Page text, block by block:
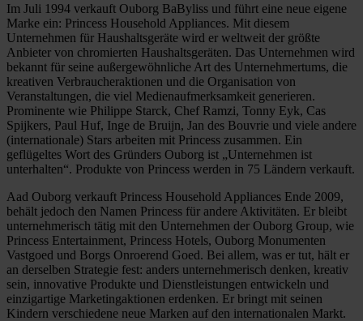
Im Juli 1994 verkauft Ouborg BaByliss und führt eine neue eigene
Marke ein: Princess Household Appliances. Mit diesem
Unternehmen für Haushaltsgeräte wird er weltweit der größte
Anbieter von chromierten Haushaltsgeräten. Das Unternehmen wird
bekannt für seine außergewöhnliche Art des Unternehmertums, die
kreativen Verbraucheraktionen und die Organisation von
Veranstaltungen, die viel Medienaufmerksamkeit generieren.
Prominente wie Philippe Starck, Chef Ramzi, Tonny Eyk, Cas
Spijkers, Paul Huf, Inge de Bruijn, Jan des Bouvrie und viele andere
(internationale) Stars arbeiten mit Princess zusammen. Ein
geflügeltes Wort des Gründers Ouborg ist „Unternehmen ist
unterhalten“. Produkte von Princess werden in 75 Ländern verkauft.
Aad Ouborg verkauft Princess Household Appliances Ende 2009,
behält jedoch den Namen Princess für andere Aktivitäten. Er bleibt
unternehmerisch tätig mit den Unternehmen der Ouborg Group, wie
Princess Entertainment, Princess Hotels, Ouborg Monumenten
Vastgoed und Borgs Onroerend Goed. Bei allem, was er tut, hält er
an derselben Strategie fest: anders unternehmerisch denken, kreativ
sein, innovative Produkte und Dienstleistungen entwickeln und
einzigartige Marketingaktionen erdenken. Er bringt mit seinen
Kindern verschiedene neue Marken auf den internationalen Markt.